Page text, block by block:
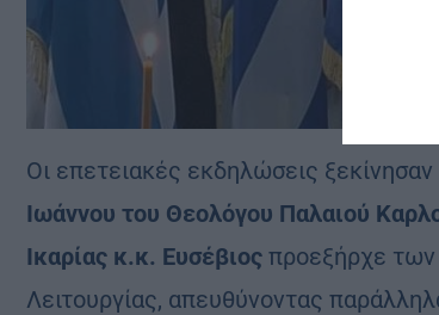
Οι επετειακές εκδηλώσεις
Ιωάννου του Θεολόγου Παλαιού
Ικαρίας κ.κ. Ευσέβιος προεξήρχε των
Λειτουργίας, απευθύνοντας